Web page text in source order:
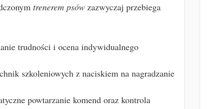
trenerem psów zazwyczaj przebiega
trudności i ocena indywidualnego
szkoleniowych z naciskiem na nagradzanie
powtarzanie komend oraz kontrola